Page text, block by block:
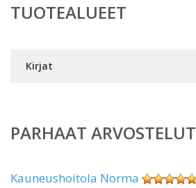
TUOTEALUEET
Kirjat
PARHAAT ARVOSTELUT
Kauneushoitola Norma